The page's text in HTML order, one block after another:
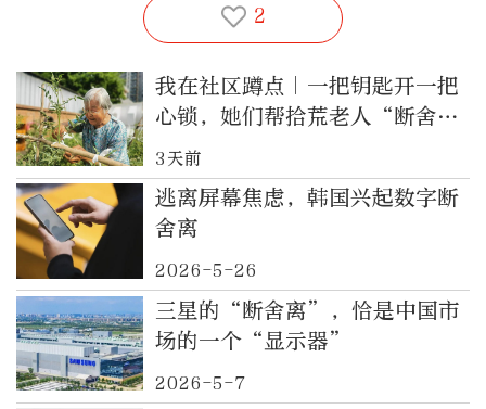
2
我在社区蹲点｜一把钥匙开一把
心锁，她们帮拾荒老人“断舍
离”
3天前
逃离屏幕焦虑，韩国兴起数字断
舍离
2026-5-26
三星的“断舍离”，恰是中国市
场的一个“显示器”
2026-5-7